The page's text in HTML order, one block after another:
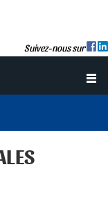
Suivez-nous sur